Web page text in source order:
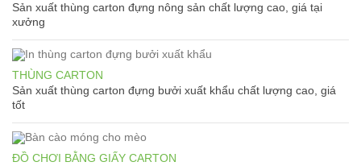
Sản xuất thùng carton đựng nông sản chất lượng cao, giá tại
xưởng
THÙNG CARTON
Sản xuất thùng carton đựng bưởi xuất khẩu chất lượng cao, giá
tốt
ĐỒ CHƠI BẰNG GIẤY CARTON